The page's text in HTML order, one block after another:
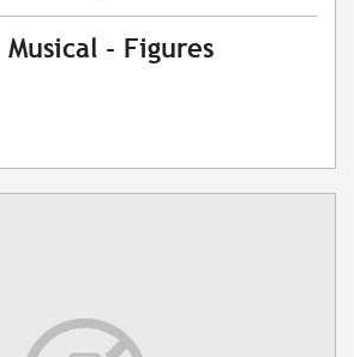
- Figures